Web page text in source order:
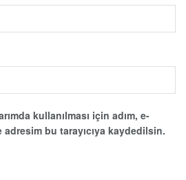
kullanılması için adım, e-
bu tarayıcıya kaydedilsin.